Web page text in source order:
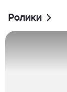
Ролики